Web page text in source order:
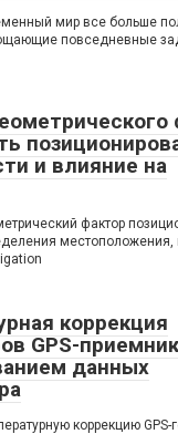
мир все больше
повседневные
и влияние на
фактор
местоположения,
коррекция
GPS-
данных
коррекцию GPS-